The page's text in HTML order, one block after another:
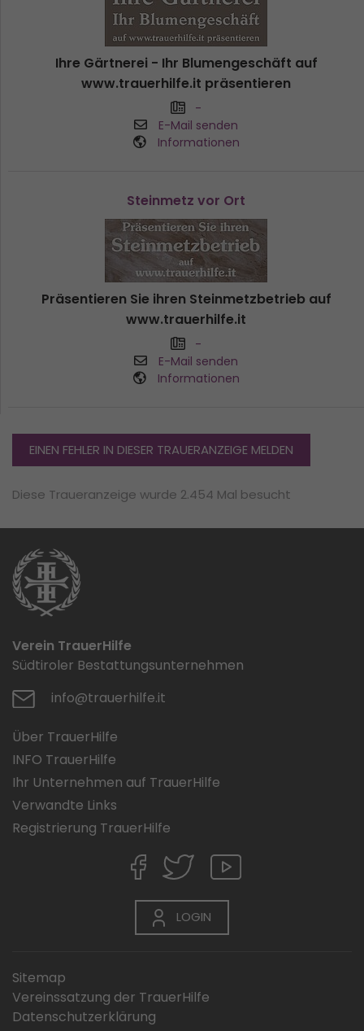
Ihre Gärtnerei - Ihr Blumengeschäft auf
www.trauerhilfe.it präsentieren
-
E-Mail senden
Informationen
Steinmetz vor Ort
Präsentieren Sie ihren Steinmetzbetrieb auf
www.trauerhilfe.it
-
E-Mail senden
Informationen
EINEN FEHLER IN DIESER TRAUERANZEIGE MELDEN
Diese Traueranzeige wurde 2.454 Mal besucht
Verein TrauerHilfe
Südtiroler Bestattungsunternehmen
info@trauerhilfe.it
Über TrauerHilfe
INFO TrauerHilfe
Ihr Unternehmen auf TrauerHilfe
Verwandte Links
Registrierung TrauerHilfe
LOGIN
Sitemap
Vereinssatzung der TrauerHilfe
Datenschutzerklärung